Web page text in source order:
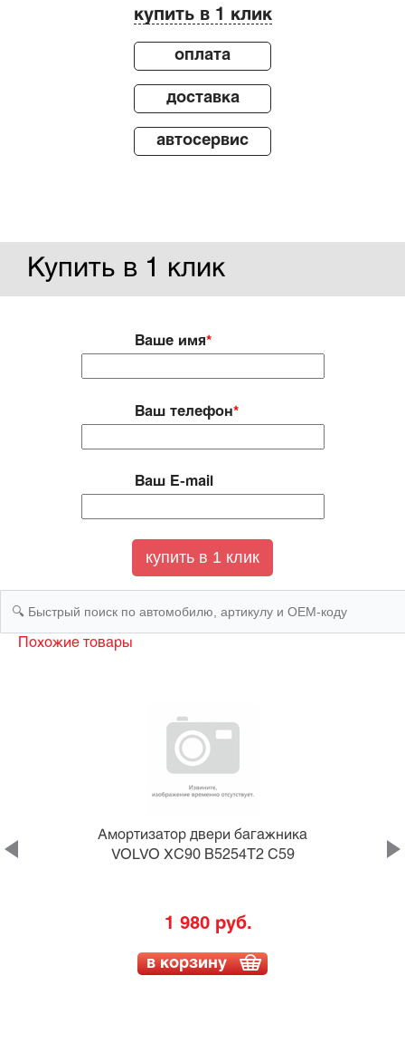
купить в 1 клик
оплата
доставка
автосервис
Купить в 1 клик
Ваше имя*
Ваш телефон*
Ваш E-mail
Похожие товары
Амортизатор двери багажника
VOLVO XC90 B5254T2 C59
1 980 руб.
в корзину